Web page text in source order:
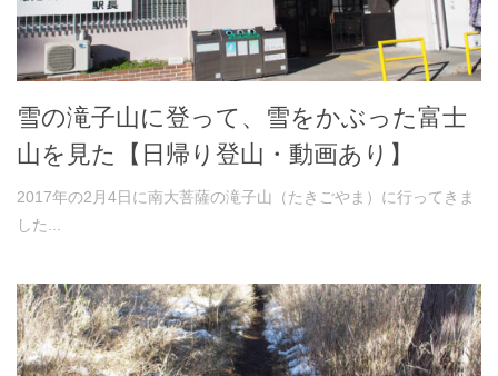
雪の滝子山に登って、雪をかぶった富士
山を見た【日帰り登山・動画あり】
2017年の2月4日に南大菩薩の滝子山（たきごやま）に行ってきま
した...